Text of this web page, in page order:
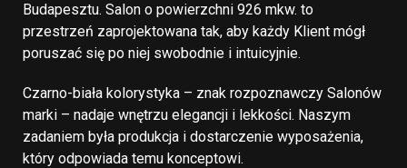
Budapesztu. Salon o powierzchni 926 mkw. to
przestrzeń zaprojektowana tak, aby każdy Klient mógł
poruszać się po niej swobodnie i intuicyjnie.
Czarno-biała kolorystyka – znak rozpoznawczy Salonów
marki – nadaje wnętrzu elegancji i lekkości. Naszym
zadaniem była produkcja i dostarczenie wyposażenia,
który odpowiada temu konceptowi.